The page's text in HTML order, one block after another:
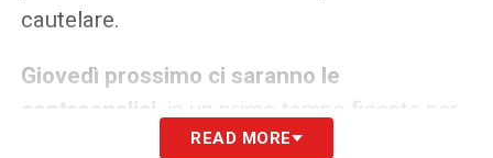
cautelare.
Giovedì prossimo ci saranno le
controanalisi , in un primo tempo fissate per
il 20 settembre e poi slittate di due settimane
READ MORE